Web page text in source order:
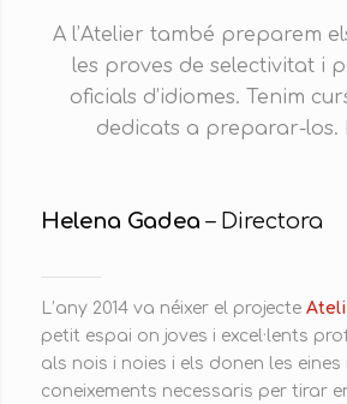
A l’Atelier també preparem
les proves de selectivitat i
oficials d’idiomes. Tenim
dedicats a preparar-los.
Helena Gadea – Directora
L’any 2014 va néixer el projecte
petit espai on joves i excel·lents
als nois i noies i els donen les eines
coneixements necessaris per tirar